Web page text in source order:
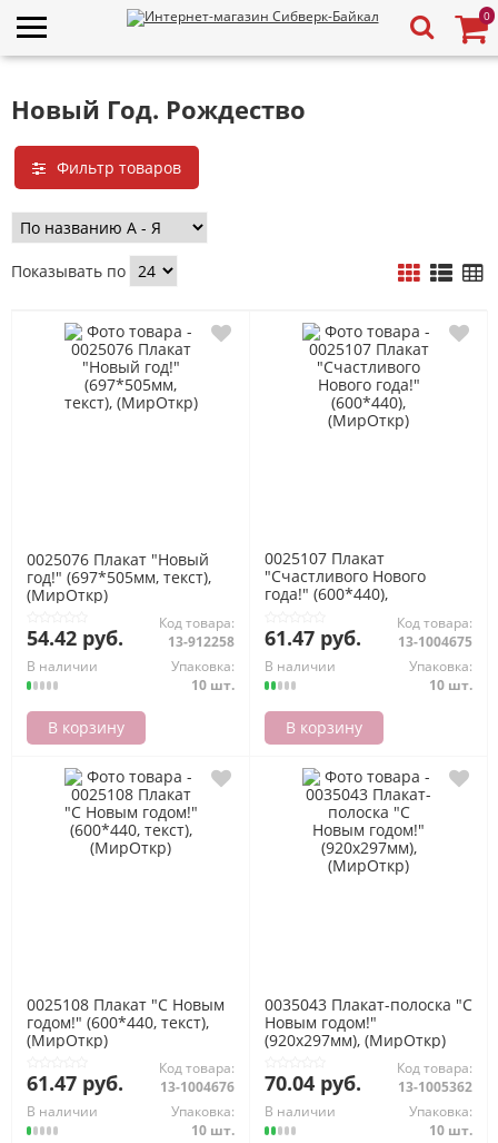
0
Новый Год. Рождество
Фильтр товаров
Показывать по
0025076 Плакат "Новый
год!" (697*505мм, текст),
(МирОткр)
54.42 руб.
Код товара:
13-912258
В наличии
Упаковка:
10 шт.
В корзину
0025107 Плакат
"Счастливого Нового
года!" (600*440),
61.47 руб.
Код товара:
13-1004675
В наличии
Упаковка:
10 шт.
В корзину
0025108 Плакат "С Новым
годом!" (600*440, текст),
(МирОткр)
61.47 руб.
Код товара:
13-1004676
В наличии
Упаковка:
10 шт.
0035043 Плакат-полоска "С
Новым годом!"
(920x297мм), (МирОткр)
70.04 руб.
Код товара:
13-1005362
В наличии
Упаковка:
10 шт.